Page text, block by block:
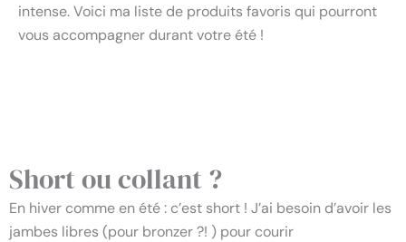
intense. Voici ma liste de produits favoris qui pourront
vous accompagner durant votre été !
Short ou collant ?
En hiver comme en été : c’est short ! J’ai besoin d’avoir les
jambes libres (pour bronzer ?! ) pour courir